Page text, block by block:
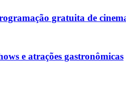
gratuita de
e atrações gastronômicas